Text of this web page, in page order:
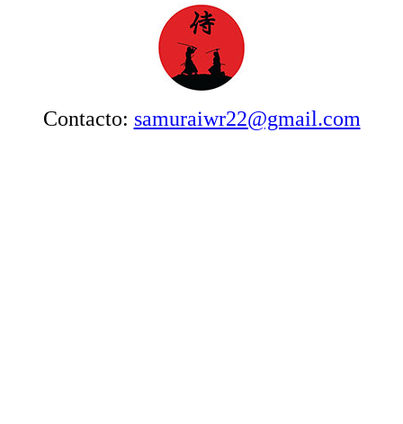
Contacto: samuraiwr22@gmail.com